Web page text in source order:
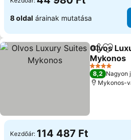
8 oldal árainak mutatása
Megosztás
Olvos
Mykonos
4 Kategória
8,2 Nagyon
Mykonos-
Kezdőár: 114 487 Ft